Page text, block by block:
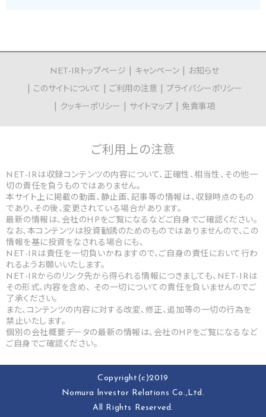
NET-IRトップページ キャンペーン
お知らせ
このサイトについて
ご利用の注意
プライバシーポリシー
クッキーポリシー
サイトマップ 免責事項
ご利用上の注意
NET-IRは収録コンテンツの内容について、正確性、相当性、その他一
切の責任を負うものではありません。
本サイト上に掲載の動画、静止画、記事等の情報は、収録時点のもの
であり、その後、変更されている場合があります。
最新の情報は、会社のHPをご覧になるなどご自身でご確認ください。
なお、本コンテンツは投資勧誘のためのものではありませんので、この
情報を基に投資をなされる場合にも、
NET-IRは責任を一切負いかねますので、ご自身の責任において行わ
れるようお願いいたします。
NET-IRからのリンク先から得られる情報につきましても、NET-IRは
その形式、内容を含め、 その一切についての責任を負いませんのでご
了承ください。
また、コンテンツの内容に対する改変、修正、追加等の一切の行為を
禁止いたします。
個別の会社概要データの最新の情報は、会社のHPをご覧になるなど
ご自身でご確認ください。
Copyright(c)2019
Nomura lnvestor Relations Co.,Ltd.
All Rights Reserved.